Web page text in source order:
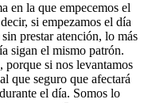
en la que empecemos el
si empezamos el día
prestar atención, lo más
sigan el mismo patrón.
porque si nos levantamos
que seguro que afectará
el día. Somos lo